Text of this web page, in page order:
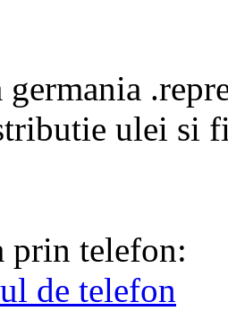
germania
ulei si
prin telefon:
de telefon